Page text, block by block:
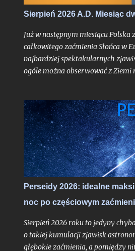
wielkiego kalibru na skalę, jakiej
doświadczył.
Sierpień 2026 A.D. Miesiąc
Już w następnym miesiącu
całkowitego zaćmienia Słońca w
najbardziej spektakularnych
ogóle można obserwować z Ziemi
który obszar kontynentu chodzi -
innymi nad Hiszpanią. Choć faza
nie będzie, tak duża bliskość
oznacza nieuchronnie, że
częściowego o bardzo głębokiej
do aż 87%, gdy Słońce stanie się
zaćmienia chodzą parami - nieco
gdy nasz satelita osiągnie pełnię
Księżyca - znów o bardzo
zaćmienie Słońc...
Perseidy 2026: idealne
noc po częściowym
Sierpień 2026 roku to jedyny
o takiej kumulacji zjawisk
głębokie zaćmienia, a pomiędzy